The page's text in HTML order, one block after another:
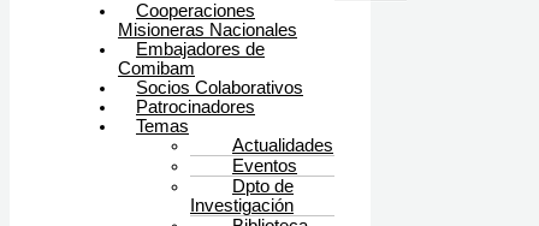
Cooperaciones
Misioneras Nacionales
Embajadores de
Comibam
Socios Colaborativos
Patrocinadores
Temas
Actualidades
Eventos
Dpto de
Investigación